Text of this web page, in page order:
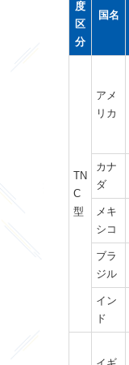
度
区
分
国名
TN
C
型
アメ
リカ
カナ
ダ
メキ
シコ
ブラ
ジル
イン
ド